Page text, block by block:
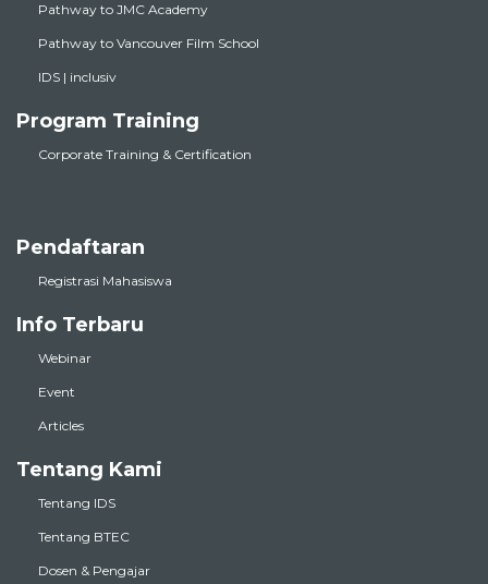
Pathway to Vancouver Film School
IDS | inclusiv
Program Training
Corporate Training & Certification
Registrasi Mahasiswa
Info Terbaru
Webinar
Event
Articles
Tentang Kami
Tentang IDS
Tentang BTEC
Dosen & Pengajar